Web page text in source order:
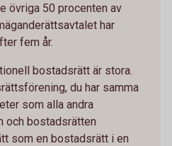
övriga 50 procenten av
har
fem år.
bostadsrätt är stora.
du har samma
som alla andra
och bostadsrätten
som en bostadsrätt i en